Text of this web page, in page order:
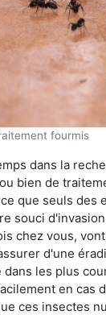
fourmis
dans la
bien de
que seuls des
souci
chez vous,
d'une
les plus
en cas
ces insectes